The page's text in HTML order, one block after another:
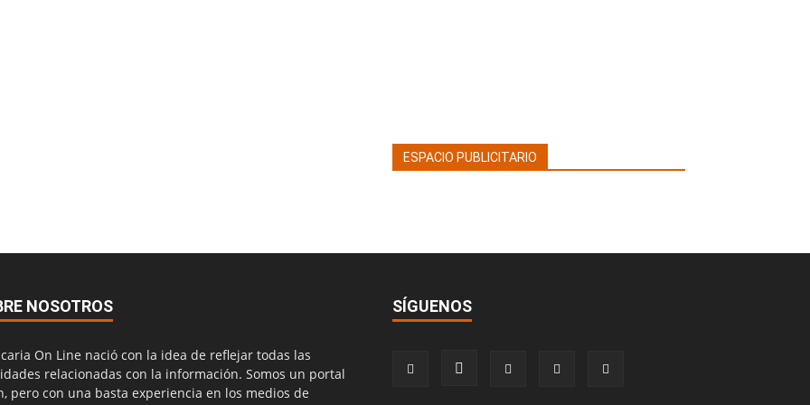
ESPACIO PUBLICITARIO
NOSOTROS
On Line nació con la idea de reflejar todas las
relacionadas con la información. Somos un portal
pero con una basta experiencia en los medios de
SÍGUENOS